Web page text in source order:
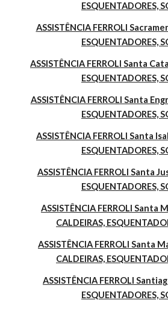
ESQUENTADORES,
ASSISTÊNCIA FERROLI
ESQUENTADORES,
ASSISTÊNCIA FERROLI Santa
ESQUENTADORES,
ASSISTÊNCIA FERROLI Santa
ESQUENTADORES,
ASSISTÊNCIA FERROLI Santa
ESQUENTADORES,
ASSISTÊNCIA FERROLI Santa
ESQUENTADORES,
ASSISTÊNCIA FERROLI Santa
CALDEIRAS,
ASSISTÊNCIA FERROLI Santa
CALDEIRAS,
ASSISTÊNCIA FERROLI
ESQUENTADORES,